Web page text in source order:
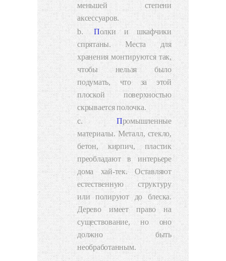
меньшей степени
аксессуаров.
Полки и шкафчики
спрятаны. Места для
хранения монтируются так,
чтобы нельзя было
подумать, что за этой
плоской поверхностью
скрывается полочка.
Промышленные
материалы. Металл, стекло,
бетон, кирпич, пластик
преобладают в интерьере
дома хай-тек. Оставляют
естественную структуру
или полируют до блеска.
Дерево имеет право на
существование, но оно
должно быть
необработанным.